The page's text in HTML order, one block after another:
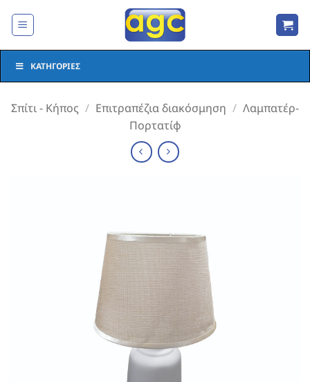
στο
ΚΑΤΗΓΟΡΊΕΣ
Σπίτι - Κήπος / Επιτραπέζια διακόσμηση / Λαμπατέρ-
Πορτατίφ